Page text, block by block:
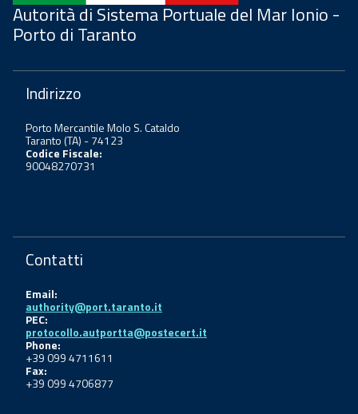
Autorità di Sistema Portuale del Mar Ionio -
Porto di Taranto
Indirizzo
Porto Mercantile Molo S. Cataldo
Taranto (TA) - 74123
Codice Fiscale:
90048270731
Contatti
Email:
authority@port.taranto.it
PEC:
protocollo.autportta@postecert.it
Phone:
+39 099 4711611
Fax:
+39 099 4706877